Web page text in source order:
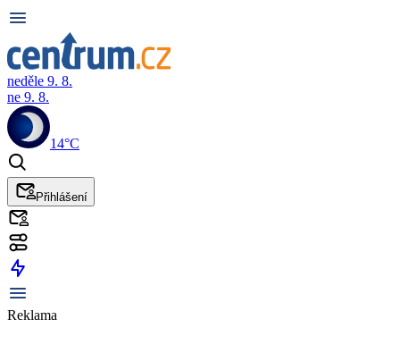
neděle 9. 8.
ne 9. 8.
14°C
Přihlášení
Reklama